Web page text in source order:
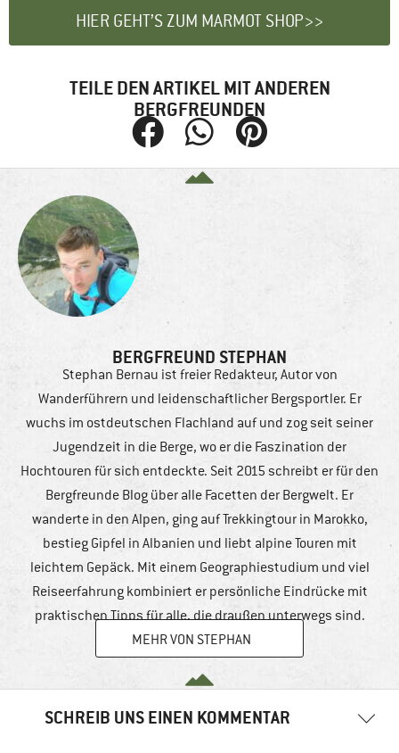
HIER GEHT’S ZUM MARMOT SHOP>>
TEILE DEN ARTIKEL MIT ANDEREN
BERGFREUNDEN
BERGFREUND STEPHAN
Stephan Bernau ist freier Redakteur, Autor von
Wanderführern und leidenschaftlicher Bergsportler. Er
wuchs im ostdeutschen Flachland auf und zog seit seiner
Jugendzeit in die Berge, wo er die Faszination der
Hochtouren für sich entdeckte. Seit 2015 schreibt er für den
Bergfreunde Blog über alle Facetten der Bergwelt. Er
wanderte in den Alpen, ging auf Trekkingtour in Marokko,
bestieg Gipfel in Albanien und liebt alpine Touren mit
leichtem Gepäck. Mit einem Geographiestudium und viel
Reiseerfahrung kombiniert er persönliche Eindrücke mit
praktischen Tipps für alle, die draußen unterwegs sind.
MEHR VON STEPHAN
SCHREIB UNS EINEN KOMMENTAR